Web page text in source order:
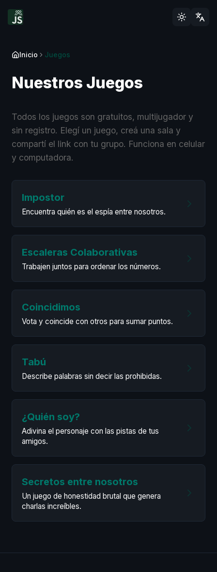
Inicio Juegos
Nuestros Juegos
Todos los juegos son gratuitos, multijugador y
sin registro. Elegí un juego, creá una sala y
compartí el link con tu grupo. Funciona en celular
y computadora.
Impostor
Encuentra quién es el espía entre nosotros.
Escaleras Colaborativas
Trabajen juntos para ordenar los números.
Coincidimos
Vota y coincide con otros para sumar puntos.
Tabú
Describe palabras sin decir las prohibidas.
¿Quién soy?
Adivina el personaje con las pistas de tus
amigos.
Secretos entre nosotros
Un juego de honestidad brutal que genera
charlas increíbles.